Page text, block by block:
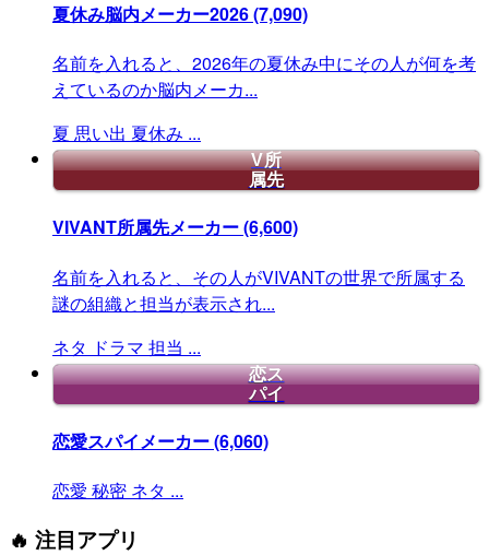
夏休み脳内メーカー2026(7,090)
名前を入れると、2026年の夏休み中にその人が何を考
えているのか脳内メーカ...
夏 思い出 夏休み ...
V所
属先
VIVANT所属先メーカー(6,600)
名前を入れると、その人がVIVANTの世界で所属する
謎の組織と担当が表示され...
ネタ ドラマ 担当 ...
恋ス
パイ
恋愛スパイメーカー(6,060)
恋愛 秘密 ネタ ...
🔥 注目アプリ